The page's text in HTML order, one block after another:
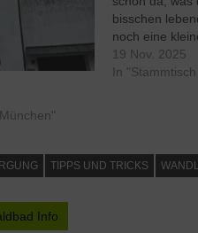
bisschen
noch eine
das
Kälte
19 Nov. 2025
In
TIPPS UND TRICKS
Info